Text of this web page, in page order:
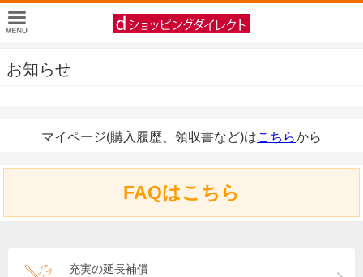
お知らせ
マイページ(購入履歴、領収書など)はこちらから
FAQはこちら
充実の延長補償